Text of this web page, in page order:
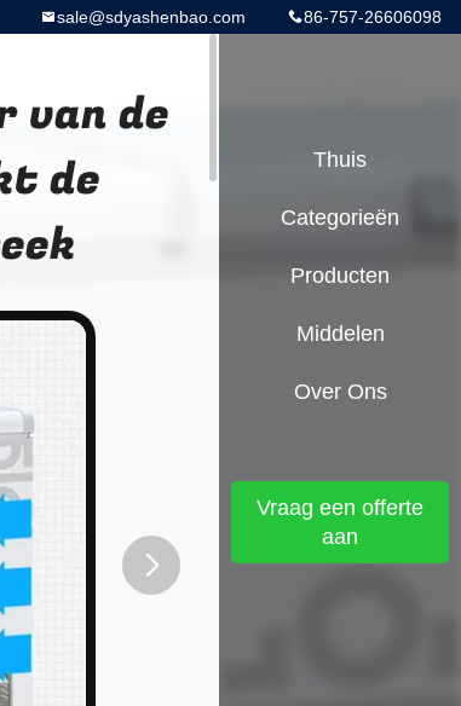
86-757-26606098
sale@sdyashenbao.com
van de
de
Thuis
Categorieën
Producten
Middelen
Over Ons
Vraag een offerte
aan